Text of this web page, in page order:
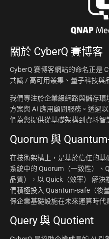
關於 CyberQ 賽博客
CyberQ 賽博客網站的命名正是
共識 / 高可用叢集、量子科技與
我們專注於企業級網路與儲存環
方案與 AI 應用顧問服務。透過
們為您提供從基礎架構到資料智
Quorum 與
在技術架構上，是基於信任的基
系統中的 Quorum（一致性）、
品質），以 Quick（效率） 解
們積極投入 Quantum-safe（後
保企業基礎設施在未來運算時代
Query 與 Quotient